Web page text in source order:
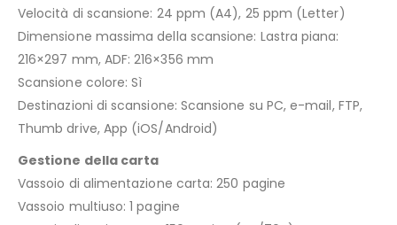
Velocità di scansione: 24 ppm (A4), 25 ppm (Letter)
Dimensione massima della scansione: Lastra piana:
216×297 mm, ADF: 216×356 mm
Scansione colore: Sì
Destinazioni di scansione: Scansione su PC, e-mail, FTP,
Thumb drive, App (iOS/Android)
Gestione della carta
Vassoio di alimentazione carta: 250 pagine
Vassoio multiuso: 1 pagine